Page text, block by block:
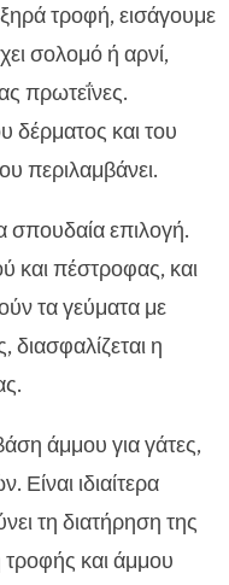
τροφή, εισάγουμε
σολομό ή αρνί,
πρωτεΐνες.
δέρματος και του
περιλαμβάνει.
σπουδαία επιλογή.
και πέστροφας, και
τα γεύματα με
η
άμμου για γάτες,
Είναι ιδιαίτερα
τη διατήρηση της
και άμμου